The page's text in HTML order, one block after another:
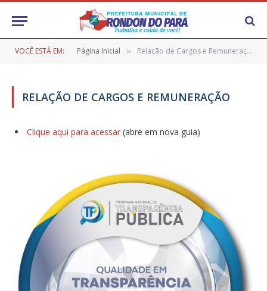
VOCÊ ESTÁ EM: Página Inicial » Relação de Cargos e Remuneração
RELAÇÃO DE CARGOS E REMUNERAÇÃO
Clique aqui para acessar (abre em nova guia)